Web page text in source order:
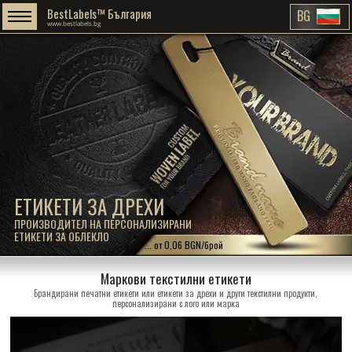
ЕТИКЕТИ ЗА ДРЕХИ
ПРОИЗВОДИТЕЛ НА ПЕРСОНАЛИЗИРАНИ
ЕТИКЕТИ ЗА ОБЛЕКЛО
BestLabels™ България
www.bestlabels.bg BG
... от 0,06 BGN/брой
Маркови текстилни етикети
Брандирани печатни етикети или етикети за дрехи и други текстилни продукти,
персонализирани с лого или марка